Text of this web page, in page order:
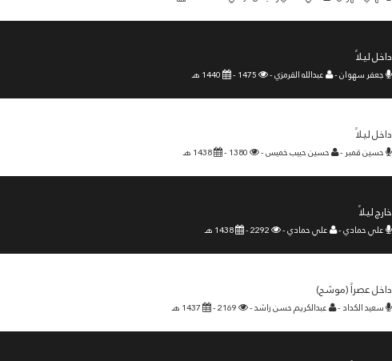
داخل ليلاً
جعفر سهوان - عبدالله القرمزي -
داخل ليلاً
حسين قمبر - حسين حبيب خميس -
خارج ليلاً
علي حمادي - علي حمادي -
داخل عصراً (موشح)
سعيد الكداد - عبدالكريم حسن راشد -